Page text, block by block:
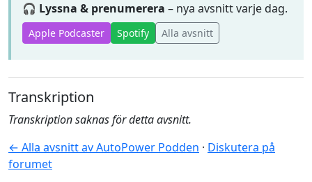
🎧 Lyssna & prenumerera – nya avsnitt varje dag.
Apple Podcaster Spotify Alla avsnitt
Transkription
Transkription saknas för detta avsnitt.
← Alla avsnitt av AutoPower Podden · Diskutera på
forumet